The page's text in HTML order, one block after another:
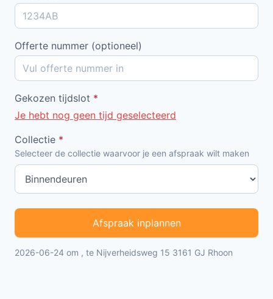
Offerte nummer (optioneel)
Gekozen tijdslot *
Je hebt nog geen tijd geselecteerd
Collectie *
Selecteer de collectie waarvoor je een afspraak wilt maken
Afspraak inplannen
2026-06-24 om , te Nijverheidsweg 15 3161 GJ Rhoon